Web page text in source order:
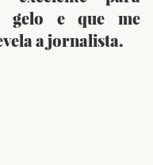
gelo e que me
a jornalista.